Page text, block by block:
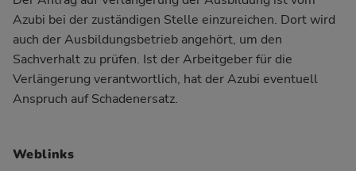
Azubi bei der zuständigen Stelle einzureichen. Dort wird
auch der Ausbildungsbetrieb angehört, um den
Sachverhalt zu prüfen. Ist der Arbeitgeber für die
Verlängerung verantwortlich, hat der Azubi eventuell
Anspruch auf Schadenersatz.
Weblinks